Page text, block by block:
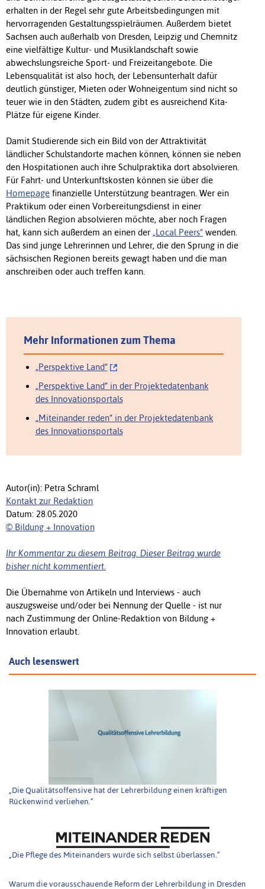
erhalten in der Regel sehr gute Arbeitsbedingungen mit
hervorragenden Gestaltungsspielräumen. Außerdem bietet
Sachsen auch außerhalb von Dresden, Leipzig und Chemnitz
eine vielfältige Kultur- und Musiklandschaft sowie
abwechslungsreiche Sport- und Freizeitangebote. Die
Lebensqualität ist also hoch, der Lebensunterhalt dafür
deutlich günstiger, Mieten oder Wohneigentum sind nicht so
teuer wie in den Städten, zudem gibt es ausreichend Kita-
Plätze für eigene Kinder.
Damit Studierende sich ein Bild von der Attraktivität
ländlicher Schulstandorte machen können, können sie neben
den Hospitationen auch ihre Schulpraktika dort absolvieren.
Für Fahrt- und Unterkunftskosten können sie über die
Homepage finanzielle Unterstützung beantragen. Wer ein
Praktikum oder einen Vorbereitungsdienst in einer
ländlichen Region absolvieren möchte, aber noch Fragen
hat, kann sich außerdem an einen der „Local Peers“ wenden.
Das sind junge Lehrerinnen und Lehrer, die den Sprung in die
sächsischen Regionen bereits gewagt haben und die man
anschreiben oder auch treffen kann.
Mehr Informationen zum Thema
„Perspektive Land“
„Perspektive Land“ in der Projektedatenbank
des Innovationsportals
„Miteinander reden“ in der Projektedatenbank
des Innovationsportals
Autor(in): Petra Schraml
Kontakt zur Redaktion
Datum: 28.05.2020
© Bildung + Innovation
Ihr Kommentar zu diesem Beitrag. Dieser Beitrag wurde
bisher nicht kommentiert.
Die Übernahme von Artikeln und Interviews - auch
auszugsweise und/oder bei Nennung der Quelle - ist nur
nach Zustimmung der Online-Redaktion von Bildung +
Innovation erlaubt.
Auch lesenswert
„Die Qualitätsoffensive hat der Lehrerbildung einen kräftigen
Rückenwind verliehen.“
„Die Pflege des Miteinanders wurde sich selbst überlassen.“
Warum die vorausschauende Reform der Lehrerbildung in Dresden